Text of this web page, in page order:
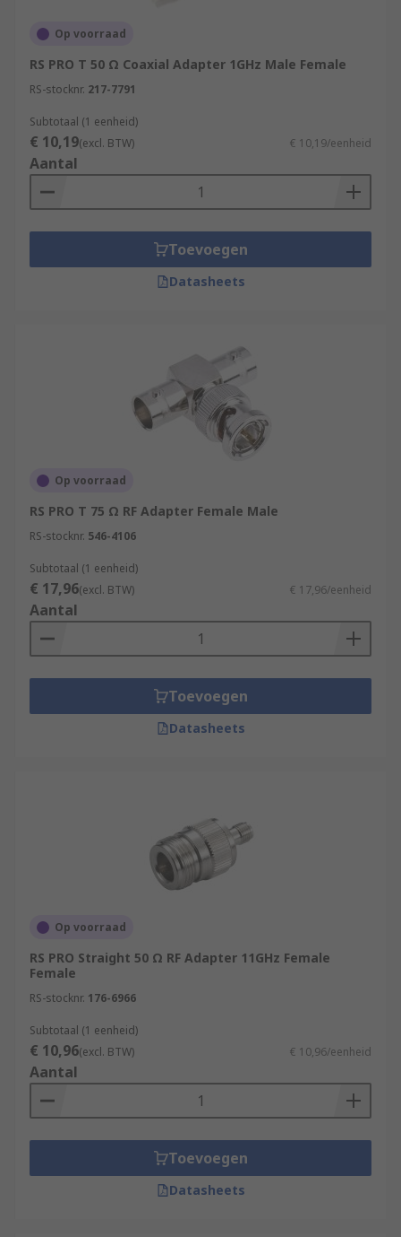
Op voorraad
RS PRO T 50 Ω Coaxial Adapter 1GHz Male Female
RS-stocknr. 217-7791
Subtotaal (1 eenheid)
€ 10,19(excl. BTW) € 10,19/eenheid
Aantal
Toevoegen
Datasheets
Op voorraad
RS PRO T 75 Ω RF Adapter Female Male
RS-stocknr. 546-4106
Subtotaal (1 eenheid)
€ 17,96(excl. BTW) € 17,96/eenheid
Aantal
Toevoegen
Datasheets
Op voorraad
RS PRO Straight 50 Ω RF Adapter 11GHz Female
Female
RS-stocknr. 176-6966
Subtotaal (1 eenheid)
€ 10,96(excl. BTW) € 10,96/eenheid
Aantal
Toevoegen
Datasheets